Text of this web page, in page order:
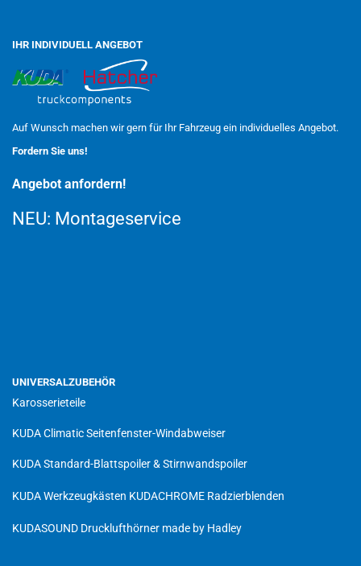
IHR INDIVIDUELL ANGEBOT
Auf Wunsch machen wir gern für Ihr Fahrzeug ein individuelles Angebot.
Fordern Sie uns!
Angebot anfordern!
NEU: Montageservice
UNIVERSALZUBEHÖR
Karosserieteile
KUDA Climatic Seitenfenster-Windabweiser
KUDA Standard-Blattspoiler & Stirnwandspoiler
KUDA Werkzeugkästen KUDACHROME Radzierblenden
KUDASOUND Drucklufthörner made by Hadley